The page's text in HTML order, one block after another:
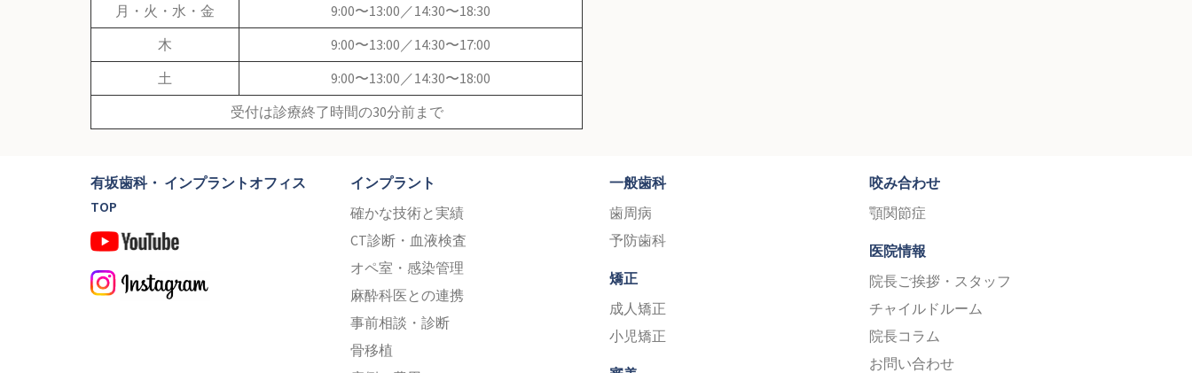
月・火・水・金
9:00〜13:00／14:30〜18:30
木
9:00〜13:00／14:30〜17:00
土
9:00〜13:00／14:30〜18:00
受付は診療終了時間の30分前まで
有坂歯科・ インプラントオフィス
TOP
インプラント
確かな技術と実績
CT診断・血液検査
オペ室・感染管理
麻酔科医との連携
事前相談・診断
骨移植
一般歯科
歯周病
予防歯科
矯正
成人矯正
小児矯正
咬み合わせ
顎関節症
医院情報
院長ご挨拶・スタッフ
チャイルドルーム
院長コラム
お問い合わせ